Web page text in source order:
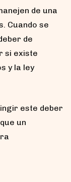
de una
Cuando se
de
si existe
y la ley
este deber
un